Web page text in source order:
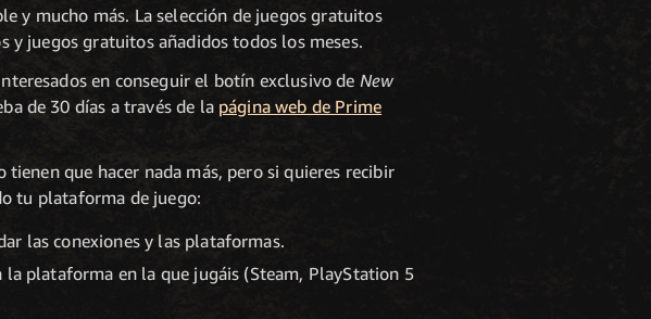
y mucho más. La selección de juegos gratuitos
y juegos gratuitos añadidos todos los meses.
en conseguir el botín exclusivo de New
de 30 días a través de la página web de Prime
que hacer nada más, pero si quieres recibir
tu plataforma de juego:
las conexiones y las plataformas.
la plataforma en la que jugáis (Steam, PlayStation 5